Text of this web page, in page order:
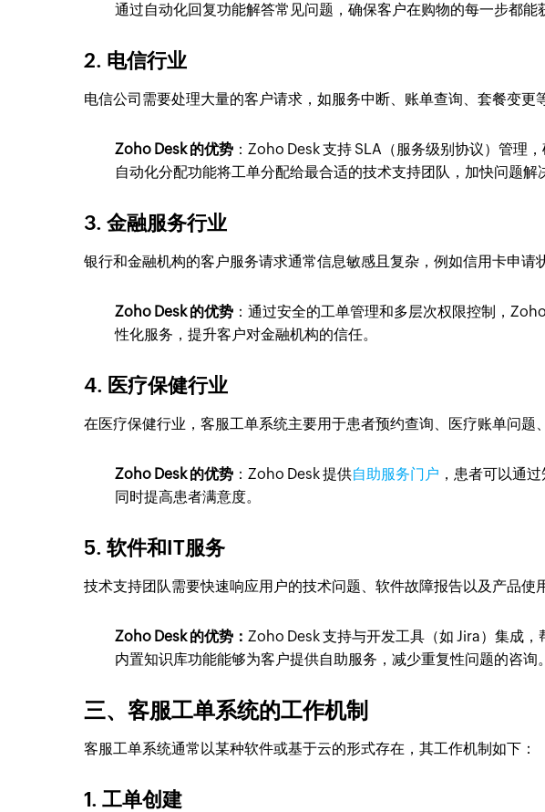
通过自动化回复功能解答常见问题，确保客户在购物的每一步都能
2. 电信行业
电信公司需要处理大量的客户请求，如服务中断、账单查询、套餐变更
Zoho Desk 的优势 ：Zoho Desk 支持 SLA（服务级别协议）管理
自动化分配功能将工单分配给最合适的技术支持团队，加快问题解
3. 金融服务行业
银行和金融机构的客户服务请求通常信息敏感且复杂，例如信用卡申请
Zoho Desk 的优势 ：通过安全的工单管理和多层次权限控制，
性化服务，提升客户对金融机构的信任。
4. 医疗保健行业
在医疗保健行业，客服工单系统主要用于患者预约查询、医疗账单问题
Zoho Desk 的优势 ：Zoho Desk 提供自助服务门户 ，患者可以通
同时提高患者满意度。
5. 软件和IT服务
技术支持团队需要快速响应用户的技术问题、软件故障报告以及产品使
Zoho Desk 的优势： Zoho Desk 支持与开发工具（如 Jira）集成
内置知识库功能能够为客户提供自助服务，减少重复性问题的咨询。
三、客服工单系统的工作机制
客服工单系统通常以某种软件或基于云的形式存在，其工作机制如下：
1. 工单创建